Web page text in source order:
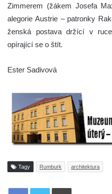
Zimmerem (žákem Josefa
alegorie Austrie – patronky
ženská postava držící v
opírající se o štít.
Ester Sadivová
Tagy Rumburk architektura
Tisknout